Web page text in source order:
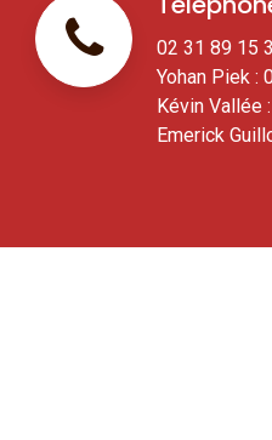
02 31 89 15
Yohan Piek :
Kévin Vallée
Emerick